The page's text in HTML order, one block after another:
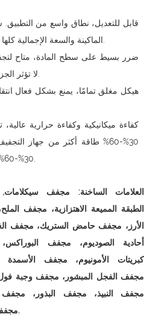
الماكينة والسعة الإجمالية كلها يمكن أن تحقق تعديلًا بدون خطوات.
لا تؤثر الجزيئات غير المنتظمة على نتائج العمل.
30%-60% طاقة أكثر من جهاز
30%-60% مقارنة بأجهزة التجفيف المتوسطة.
العلامات الساخنة: مجفف
الطبقة المميعة الاهتزازية، مجفف
الأرز، مجفف حامض الستريك، مجفف
أحادية الصوديوم، مجفف
كبريتات الأمونيوم، مجفف الأسمدة
مجفف الفجل المبشور، مجفف وجبة فول
مجفف النبيذ، مجفف البذور، مجفف
مجفف السكر.